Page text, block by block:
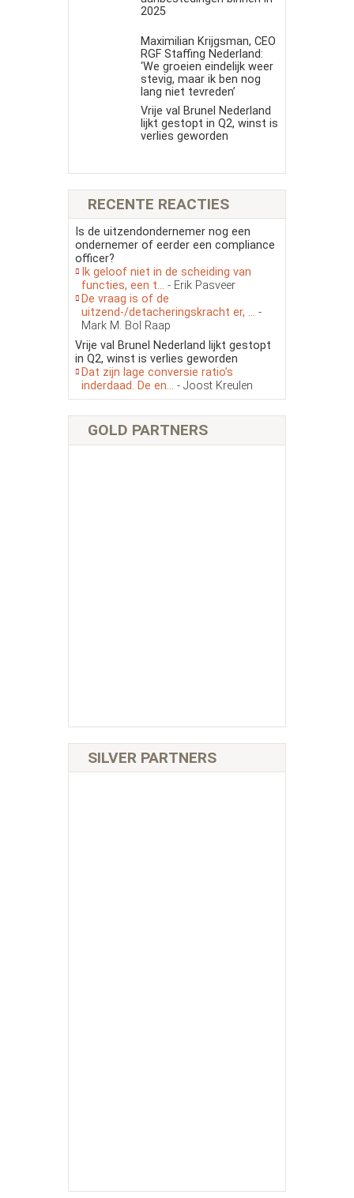
2025
Maximilian Krijgsman, CEO
RGF Staffing Nederland:
‘We groeien eindelijk weer
stevig, maar ik ben nog
lang niet tevreden’
Vrije val Brunel Nederland
lijkt gestopt in Q2, winst is
verlies geworden
RECENTE REACTIES
Is de uitzendondernemer nog een
ondernemer of eerder een compliance
officer?
Ik geloof niet in de scheiding van
functies, een t... - Erik Pasveer
De vraag is of de
uitzend-/detacheringskracht er, ... -
Mark M. Bol Raap
Vrije val Brunel Nederland lijkt gestopt
in Q2, winst is verlies geworden
Dat zijn lage conversie ratio’s
inderdaad. De en... - Joost Kreulen
GOLD PARTNERS
SILVER PARTNERS